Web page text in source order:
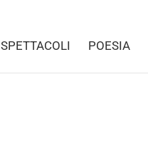
SPETTACOLI POESIA